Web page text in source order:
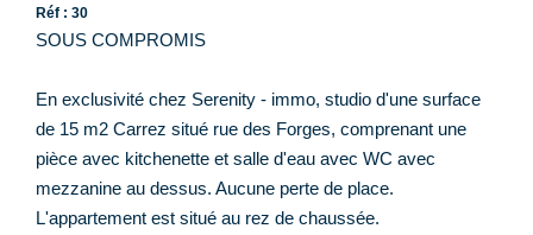
Réf : 30
SOUS COMPROMIS
En exclusivité chez Serenity - immo, studio d'une surface
de 15 m2 Carrez situé rue des Forges, comprenant une
pièce avec kitchenette et salle d'eau avec WC avec
mezzanine au dessus. Aucune perte de place.
L'appartement est situé au rez de chaussée.